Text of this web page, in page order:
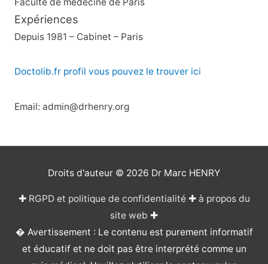
Faculté de médecine de Paris
Expériences
Depuis 1981 – Cabinet – Paris
Doctolib.fr profil vous pouvez le trouver ici
Email: admin@drhenry.org
Droits d'auteur © 2026 Dr Marc HENRY
✚ RGPD et politique de confidentialité✚ à propos du
site web ✚
� Avertissement : Le contenu est purement informatif
et éducatif et ne doit pas être interprété comme un